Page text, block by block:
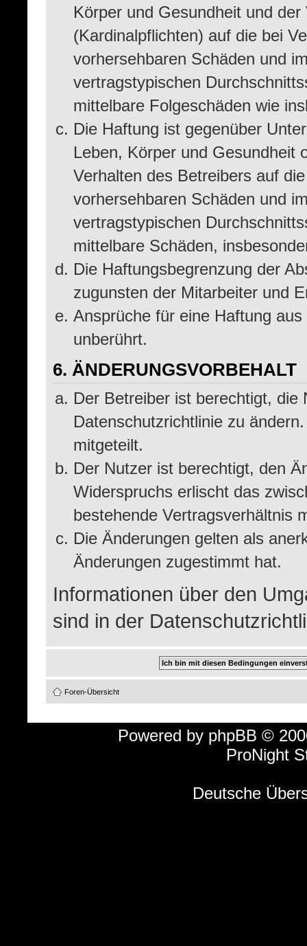
Körper und Gesundheit und
(Kardinalpflichten) auf die bei
vorhersehbaren Schäden und
vertragstypischen
mittelbare Folgeschäden wie
Die Haftung ist gegenüber
Leben, Körper und Gesundheit
Verhalten des Betreibers auf
vorhersehbaren Schäden und
vertragstypischen
mittelbare Schäden,
Die Haftungsbegrenzung der
zugunsten der Mitarbeiter und
Ansprüche für eine Haftung
unberührt.
6. ÄNDERUNGSVORBEHALT
Der Betreiber ist berechtigt, die
Datenschutzrichtlinie zu
mitgeteilt.
Der Nutzer ist berechtigt, den
Widerspruchs erlischt das
bestehende Vertragsverhältnis
Die Änderungen gelten als
Änderungen zugestimmt hat.
Informationen über den
sind in der
Foren-Übersicht
Powered by phpBB ©
ProNight
Deutsche